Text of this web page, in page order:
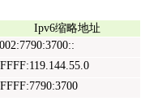
Ipv6缩略地址